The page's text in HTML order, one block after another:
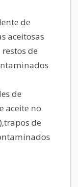
de
aceitosas
de
de
aceite no
de